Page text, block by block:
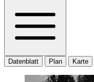
Datenblatt Plan Karte